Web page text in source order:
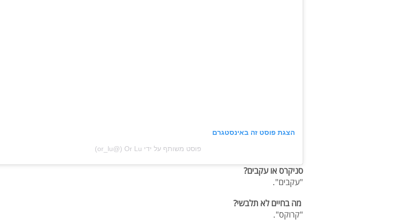
הצגת פוסט זה באינסטגרם
פוסט משותף על ידי ‏‎Or Lu‎‏ (@‏‎or_lu‎‏)
סניקרס או עקבים?
"עקבים".
מה בחיים לא תלבשי?
"קרוקס".